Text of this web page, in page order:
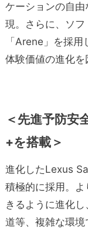
ケーションの自
現。さらに、ソ
「Arene」を採
体験価値の進化を
＜先進予防
+を搭載＞
進化したLexus
積極的に採用。
きるように進化
道等、複雑な環境